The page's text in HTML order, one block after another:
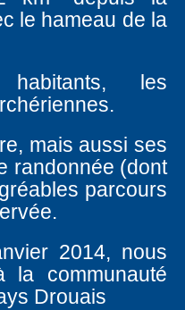
le hameau de la
les
mais aussi ses
randonnée (dont
parcours
2014, nous
la communauté
Drouais